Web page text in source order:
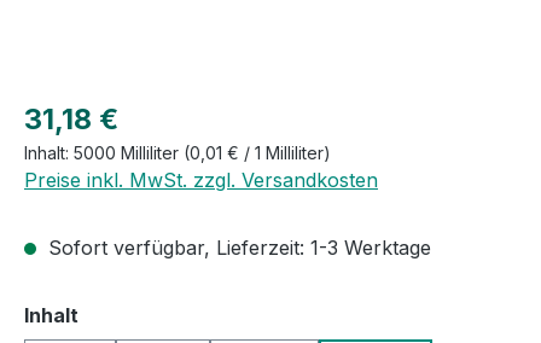
Regulärer Preis:
31,18 €
Inhalt: 5000 Milliliter (0,01 € / 1 Milliliter)
Preise inkl. MwSt. zzgl. Versandkosten
Sofort verfügbar, Lieferzeit: 1-3 Werktage
Inhalt